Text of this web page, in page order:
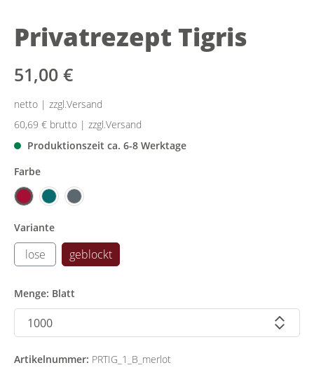
Privatrezept Tigris
51,00 €
netto | zzgl.Versand
60,69 € brutto | zzgl.Versand
Produktionszeit ca. 6-8 Werktage
Farbe
Variante
lose geblockt
Menge: Blatt
Artikelnummer: PRTIG_1_B_merlot